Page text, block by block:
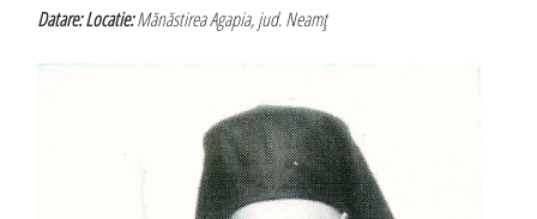
Datare:Locatie:Mănăstirea Agapia, jud. Neamţ